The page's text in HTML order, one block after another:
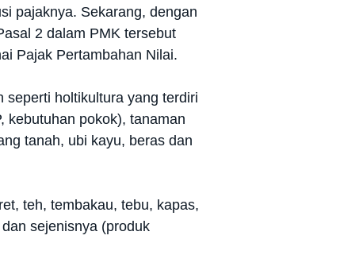
pajaknya. Sekarang, dengan
2 dalam PMK tersebut
Pajak Pertambahan Nilai.
seperti holtikultura yang terdiri
kebutuhan pokok), tanaman
tanah, ubi kayu, beras dan
teh, tembakau, tebu, kapas,
sejenisnya (produk